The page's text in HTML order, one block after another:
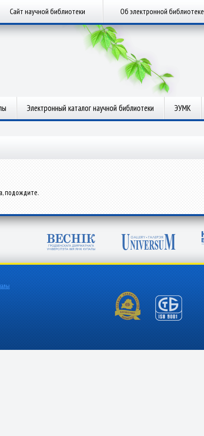
Сайт научной библиотеки Об электронной библиотеке
Электронный каталог научной библиотеки ЭУМК
подождите.